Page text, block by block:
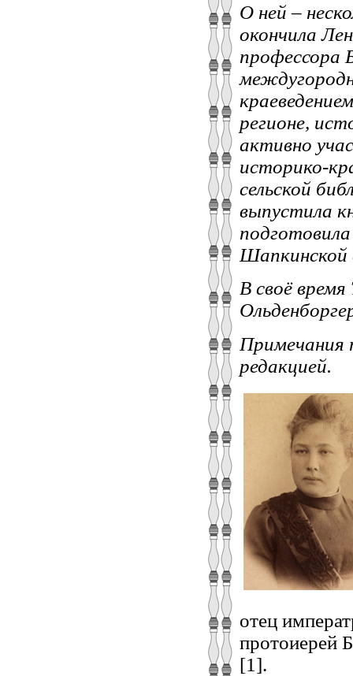
О ней –
окончила
профессора
регионе,
активно
историко-
сельской
выпустила
Шапкинской
В своё время
Примечания
редакцией.
отец
протоиерей
[1].